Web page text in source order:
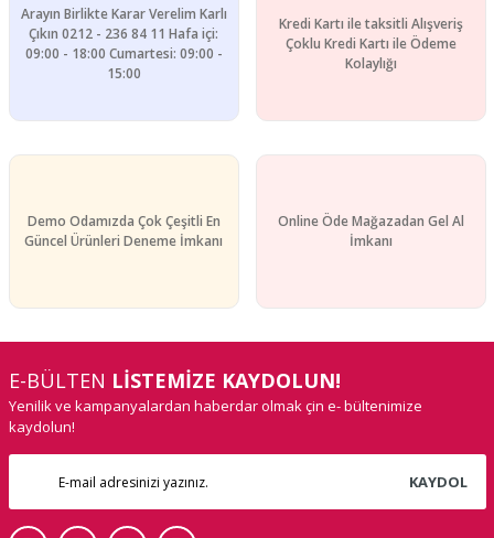
Arayın Birlikte Karar Verelim Karlı
Çıkın 0212 - 236 84 11 Hafa içi:
09:00 - 18:00 Cumartesi: 09:00 -
15:00
Kredi Kartı ile taksitli Alışveriş
Çoklu Kredi Kartı ile Ödeme
Kolaylığı
Demo Odamızda Çok Çeşitli En
Güncel Ürünleri Deneme İmkanı
Online Öde Mağazadan Gel Al
İmkanı
E-BÜLTEN LİSTEMİZE KAYDOLUN!
Yenilik ve kampanyalardan haberdar olmak çin e- bültenimize
kaydolun!
KAYDOL